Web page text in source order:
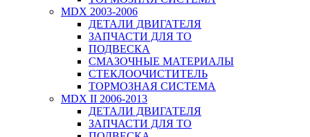
MDX 2003-2006
ДЕТАЛИ ДВИГАТЕЛЯ
ЗАПЧАСТИ ДЛЯ ТО
ПОДВЕСКА
СМАЗОЧНЫЕ МАТЕРИАЛЫ
СТЕКЛООЧИСТИТЕЛЬ
ТОРМОЗНАЯ СИСТЕМА
MDX II 2006-2013
ДЕТАЛИ ДВИГАТЕЛЯ
ЗАПЧАСТИ ДЛЯ ТО